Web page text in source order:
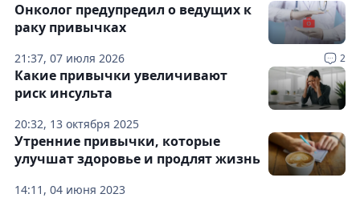
21:37, 07 июля 2026 2
Онколог предупредил о ведущих к
раку привычках
20:32, 13 октября 2025
Какие привычки увеличивают
риск инсульта
14:11, 04 июня 2023
Утренние привычки, которые
улучшат здоровье и продлят жизнь